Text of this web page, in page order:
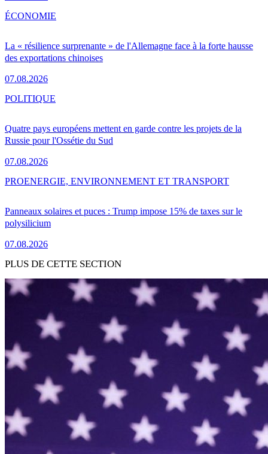
La « résilience surprenante » de l'Allemagne face à la forte hausse
des exportations chinoises
07.08.2026
ÉCONOMIE
Quatre pays européens mettent en garde contre les projets de la
Russie pour l'Ossétie du Sud
07.08.2026
POLITIQUE
Panneaux solaires et puces : Trump impose 15% de taxes sur le
polysilicium
07.08.2026
PROENERGIE, ENVIRONNEMENT ET TRANSPORT
PLUS DE CETTE SECTION